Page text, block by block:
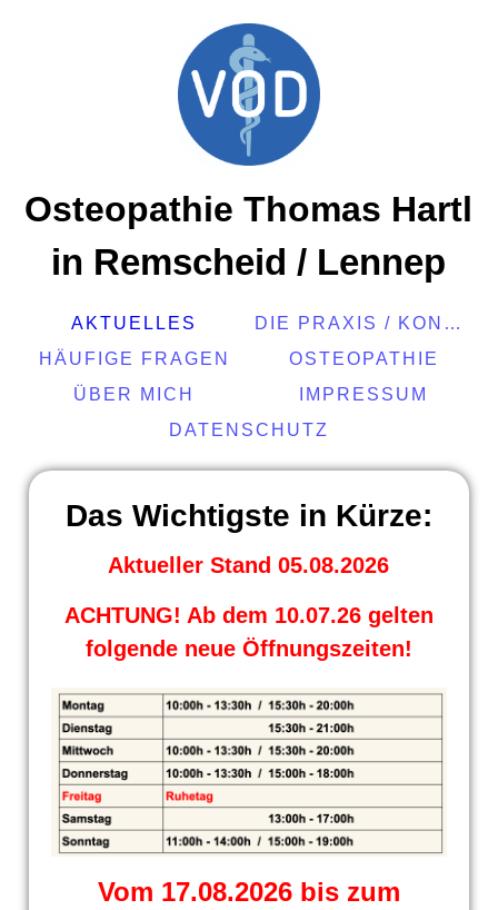
Osteopathie Thomas Hartl
in Remscheid / Lennep
AKTUELLES
DIE PRAXIS / KONTAKT
HÄUFIGE FRAGEN
OSTEOPATHIE
ÜBER MICH
IMPRESSUM
DATENSCHUTZ
Das Wichtigste in Kürze:
Aktueller Stand 05.08.2026
ACHTUNG! Ab dem 10.07.26 gelten
folgende neue Öffnungszeiten!
Vom 17.08.2026 bis zum